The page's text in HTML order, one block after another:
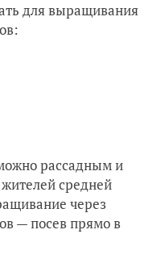
для выращивания
рассадным и
средней
через
— посев прямо в